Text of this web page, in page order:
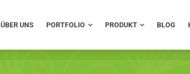
ÜBER UNS PORTFOLIO PRODUKT BLOG